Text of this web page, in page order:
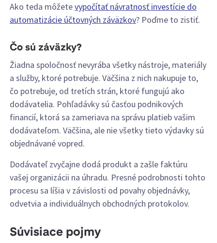
Ako teda môžetevypočítať návratnosť investície do
automatizácie účtovných záväzkov? Poďme to zistiť.
Čo sú záväzky?
Žiadna spoločnosť nevyrába všetky nástroje, materiály
a služby, ktoré potrebuje. Väčšina z nich nakupuje to,
čo potrebuje, od tretích strán, ktoré fungujú ako
dodávatelia. Pohľadávky sú časťou podnikových
financií, ktorá sa zameriava na správu platieb vašim
dodávateľom. Väčšina, ale nie všetky tieto výdavky sú
objednávané vopred.
Dodávateľ zvyčajne dodá produkt a zašle faktúru
vašej organizácii na úhradu. Presné podrobnosti tohto
procesu sa líšia v závislosti od povahy objednávky,
odvetvia a individuálnych obchodných protokolov.
Súvisiace pojmy